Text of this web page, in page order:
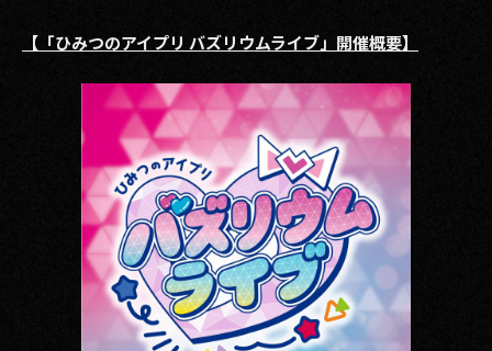
2013
2012
2011
2010
2009
【「ひみつのアイプリ バズリウムライブ」開催概要】